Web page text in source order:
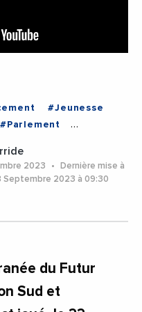
#Jeunesse
#Parlement
2023
Dernière mise à
Septembre 2023 à 09:30
du Futur
Sud et